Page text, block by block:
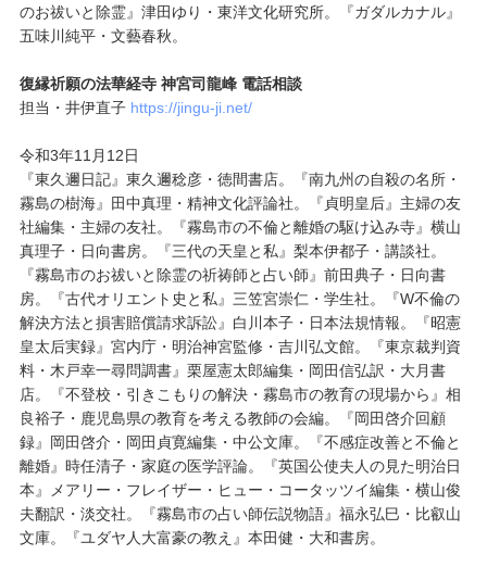
のお祓いと除霊』津田ゆり・東洋文化研究所。『ガダルカナル』
五味川純平・文藝春秋。
復縁祈願の法華経寺 神宮司龍峰 電話相談
担当・井伊直子 https://jingu-ji.net/
令和3年11月12日
『東久邇日記』東久邇稔彦・徳間書店。『南九州の自殺の名所・
霧島の樹海』田中真理・精神文化評論社。『貞明皇后』主婦の友
社編集・主婦の友社。『霧島市の不倫と離婚の駆け込み寺』横山
真理子・日向書房。『三代の天皇と私』梨本伊都子・講談社。
『霧島市のお祓いと除霊の祈祷師と占い師』前田典子・日向書
房。『古代オリエント史と私』三笠宮崇仁・学生社。『W不倫の
解決方法と損害賠償請求訴訟』白川本子・日本法規情報。『昭憲
皇太后実録』宮内庁・明治神宮監修・吉川弘文館。『東京裁判資
料・木戸幸一尋問調書』栗屋憲太郎編集・岡田信弘訳・大月書
店。『不登校・引きこもりの解決・霧島市の教育の現場から』相
良裕子・鹿児島県の教育を考える教師の会編。『岡田啓介回顧
録』岡田啓介・岡田貞寛編集・中公文庫。『不感症改善と不倫と
離婚』時任清子・家庭の医学評論。『英国公使夫人の見た明治日
本』メアリー・フレイザー・ヒュー・コータッツイ編集・横山俊
夫翻訳・淡交社。『霧島市の占い師伝説物語』福永弘巳・比叡山
文庫。『ユダヤ人大富豪の教え』本田健・大和書房。